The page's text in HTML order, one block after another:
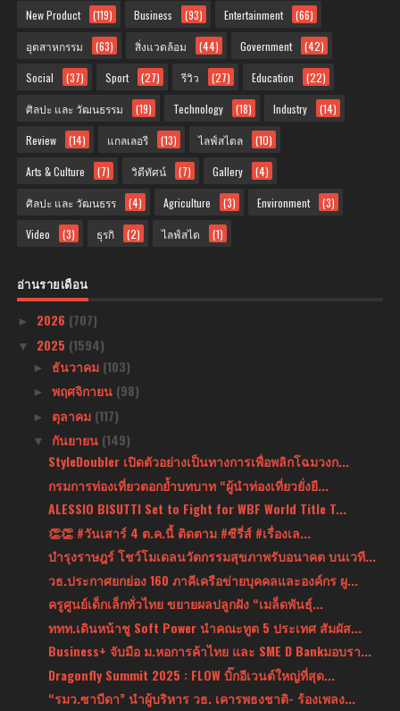
New Product (119) Business (93) Entertainment (66)
อุตสาหกรรม (63) สิ่งแวดล้อม (44) Government (42)
Social (37) Sport (27) รีวิว (27) Education (22)
ศิลปะ และ วัฒนธรรม (19) Technology (18) Industry (14)
Review (14) แกลเลอรี (13) ไลฟ์สไตล (10)
Arts & Culture (7) วิดีทัศน์ (7) Gallery (4)
ศิลปะ และ วัฒนธรร (4) Agriculture (3) Environment (3)
Video (3) ธุรกิ (2) ไลฟ์สไต (1)
อ่านรายเดือน
► 2026 (707)
▼ 2025 (1594)
► ธันวาคม (103)
► พฤศจิกายน (98)
► ตุลาคม (117)
▼ กันยายน (149)
StyleDoubler เปิดตัวอย่างเป็นทางการเพื่อพลิกโฉมวงก...
กรมการท่องเที่ยวตอกย้ำบทบาท “ผู้นำท่องเที่ยวยั่งยื...
ALESSIO BISUTTI Set to Fight for WBF World Title T...
👏👏 #วันเสาร์ 4 ต.ค.นี้ ติดตาม #ซีรี่ส์ #เรื่องเล...
บำรุงราษฎร์ โชว์โมเดลนวัตกรรมสุขภาพรับอนาคต บนเวที...
วธ.ประกาศยกย่อง 160 ภาคีเครือข่ายบุคคลและองค์กร ผู...
ครูศูนย์เด็กเล็กทั่วไทย ขยายผลปลูกฝัง “เมล็ดพันธุ์...
ททท.เดินหน้าชู Soft Power นำคณะทูต 5 ประเทศ สัมผัส...
Business+ จับมือ ม.หอการค้าไทย และ SME D Bankมอบรา...
Dragonfly Summit 2025 : FLOW บิ๊กอีเวนต์ใหญ่ที่สุด...
“รมว.ซาบีดา” นำผู้บริหาร วธ. เคารพธงชาติ- ร้องเพลง...